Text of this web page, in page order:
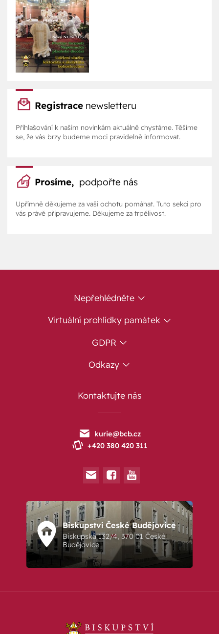
Registrace newsletteru
Přihlašování k našim novinkám aktuálně chystáme. Těšíme
se, že vás brzy budeme moci pravidelně informovat.
Prosíme, podpořte nás
Upřímně děkujeme za vaši ochotu pomáhat. Tuto sekci pro
vás právě připravujeme. Děkujeme za trpělivost.
Nepřehlédněte
Virtuální prohlídky památek
GDPR
Odkazy
Kontaktujte nás
kurie@bcb.cz
+420 380 420 311
Biskupství České Budějovice
Biskupská 132/4, 370 01 České
Budějovice